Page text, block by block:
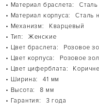
• Материал браслета:
• Материал корпуса:
Сталь
• Механизм:
Кварцевый
• Тип:
Женские
• Цвет браслета:
Розовое
• Цвет корпуса:
Розовое
• Цвет циферблата:
• Ширина:
41 мм
• Высота:
8 мм
• Гарантия:
3 года
ABBEY
BROOKLIN
RHEA
КОРИЧНЕВЫЕ
ЧАСЫ
ACCELERATOR
BLAIR
BRADSHAW
BRECKEN
BRYN